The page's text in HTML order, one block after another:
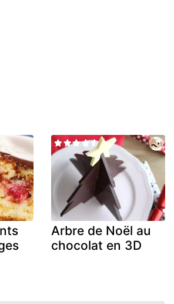
Arbre de Noël au
chocolat en 3D